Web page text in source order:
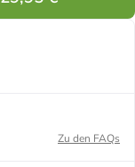
Zu den FAQs